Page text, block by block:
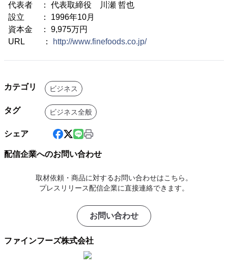
代表者 ： 代表取締役 川瀬 哲也
設立 ： 1996年10月
資本金 ： 9,975万円
URL ：
http://www.finefoods.co.jp/
カテゴリ ビジネス
タグ ビジネス全般
シェア
配信企業へのお問い合わせ
取材依頼・商品に対するお問い合わせはこちら。
プレスリリース配信企業に直接連絡できます。
お問い合わせ
ファインフーズ株式会社